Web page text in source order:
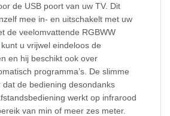
de USB poort van uw TV. Dit
mee in- en uitschakelt met uw
de veelomvattende RGBWW
kunt u vrijwel eindeloos de
en hij beschikt ook over
programma’s. De slimme
dat de bediening desondanks
werkt op infrarood
van min of meer zes meter.